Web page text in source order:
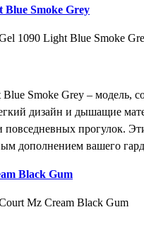
Blue Smoke Grey
Smoke Grey – модель,
дизайн и дышащие
повседневных прогулок.
дополнением вашего
Black Gum